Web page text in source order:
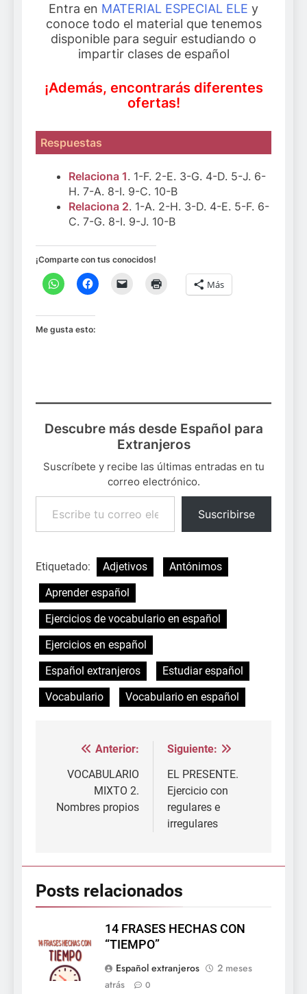
Entra en MATERIAL ESPECIAL ELE y
conoce todo el material que tenemos
disponible para seguir estudiando o
impartir clases de español
¡Además, encontrarás diferentes
ofertas!
Respuestas
Relaciona 1. 1-F. 2-E. 3-G. 4-D. 5-J. 6-
H. 7-A. 8-I. 9-C. 10-B
Relaciona 2. 1-A. 2-H. 3-D. 4-E. 5-F. 6-
C. 7-G. 8-I. 9-J. 10-B
¡Comparte con tus conocidos!
Más
Me gusta esto:
Descubre más desde Español para
Extranjeros
Suscríbete y recibe las últimas entradas en tu
correo electrónico.
Escribe tu correo electrónico…
Suscribirse
Etiquetado: Adjetivos
Antónimos
Aprender español
Ejercicios de vocabulario en español
Ejercicios en español
Español extranjeros
Estudiar español
Vocabulario
Vocabulario en español
Navegación
entradas
Anterior:
VOCABULARIO
MIXTO 2.
Nombres propios
Siguiente:
EL PRESENTE.
Ejercicio con
regulares e
irregulares
Posts relacionados
14 FRASES HECHAS CON
“TIEMPO”
Español extranjeros
2 meses
atrás
0